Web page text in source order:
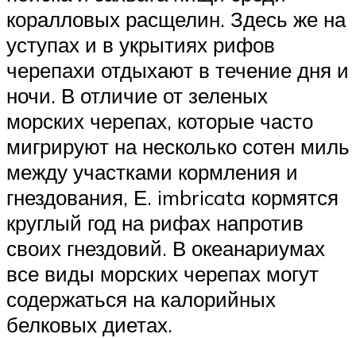
коралловых расщелин. Здесь же на
уступах и в укрытиях рифов
черепахи отдыхают в течение дня и
ночи. В отличие от зеленых
морских черепах, которые часто
мигрируют на несколько сотен миль
между участками кормления и
гнездования, Е. imbricata кормятся
круглый год на рифах напротив
своих гнездовий. В океанариумах
все виды морских черепах могут
содержаться на калорийных
белковых диетах.